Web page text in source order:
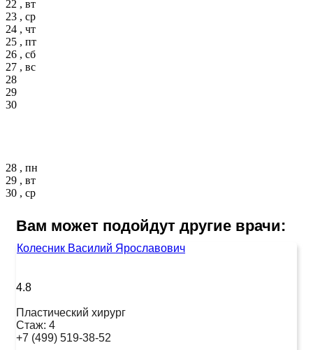
22 , вт
23 , ср
24 , чт
25 , пт
26 , сб
27 , вс
28
29
30
28 , пн
29 , вт
30 , ср
Вам может подойдут другие врачи:
Колесник Василий Ярославович
4.8
Пластический хирург
Стаж: 4
+7 (499) 519-38-52